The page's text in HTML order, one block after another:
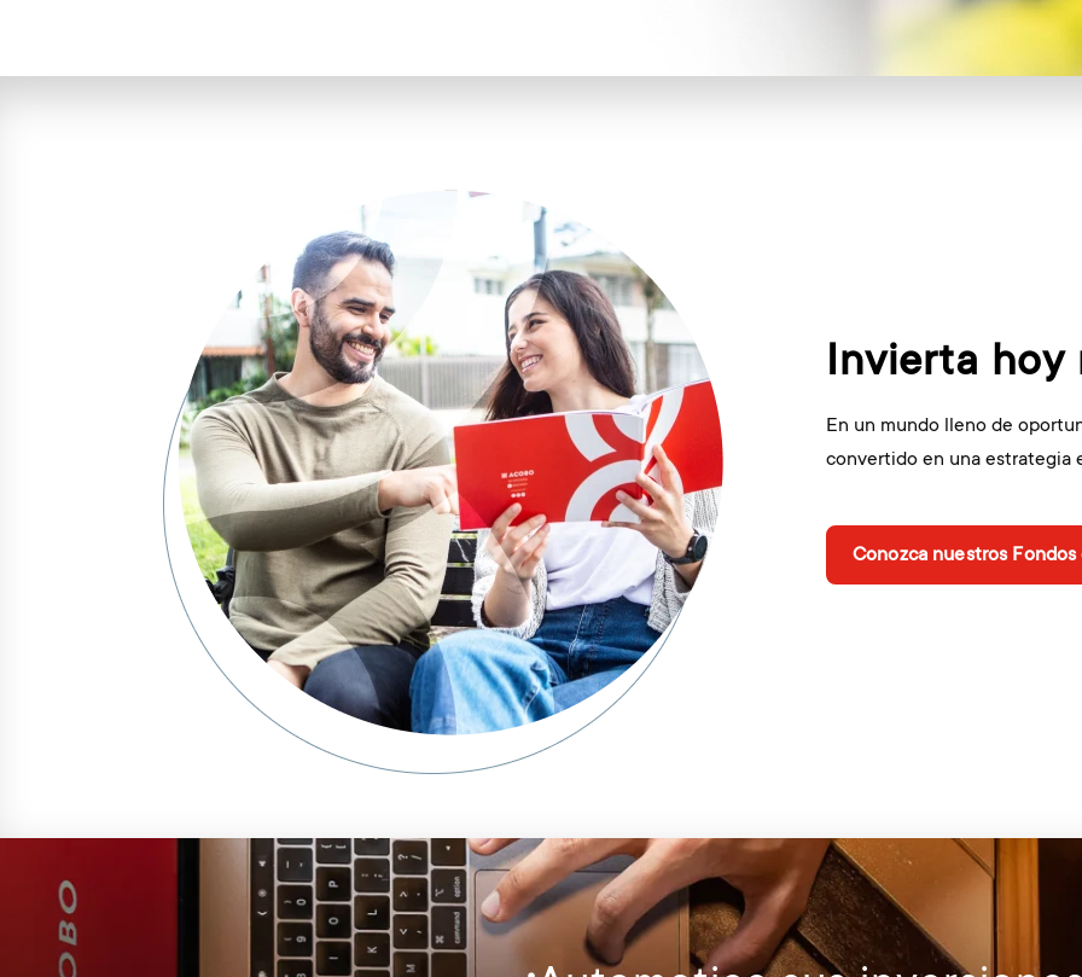
Invierta hoy
En un mundo lleno de
convertido en una estrategia
Conozca nuestros